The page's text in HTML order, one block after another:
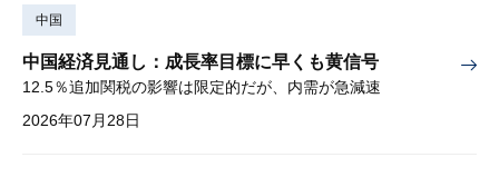
中国
中国経済見通し：成長率目標に早くも黄信号
12.5％追加関税の影響は限定的だが、内需が急減速
2026年07月28日